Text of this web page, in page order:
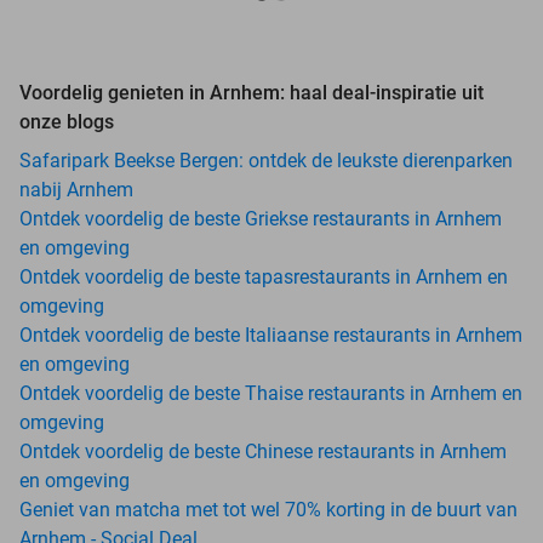
Voordelig genieten in Arnhem: haal deal-inspiratie uit
onze blogs
Safaripark Beekse Bergen: ontdek de leukste dierenparken
nabij Arnhem
Ontdek voordelig de beste Griekse restaurants in Arnhem
en omgeving
Ontdek voordelig de beste tapasrestaurants in Arnhem en
omgeving
Ontdek voordelig de beste Italiaanse restaurants in Arnhem
en omgeving
Ontdek voordelig de beste Thaise restaurants in Arnhem en
omgeving
Ontdek voordelig de beste Chinese restaurants in Arnhem
en omgeving
Geniet van matcha met tot wel 70% korting in de buurt van